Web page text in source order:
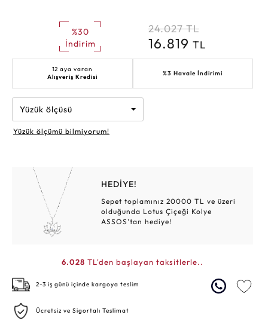
%30
İndirim
24.027 TL
16.819 TL
12 aya varan
Alışveriş Kredisi
%3 Havale İndirimi
Yüzük ölçüsü
Yüzük ölçümü bilmiyorum!
HEDİYE!
Sepet toplamınız 20000 TL ve üzeri
olduğunda Lotus Çiçeği Kolye
ASSOS'tan hediye!
6.028 TL'den başlayan taksitlerle..
2-3 iş günü içinde kargoya teslim
Ücretsiz ve Sigortalı Teslimat